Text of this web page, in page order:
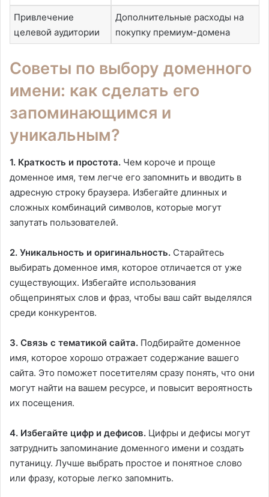
Привлечение
целевой аудитории
Дополнительные расходы на
покупку премиум-домена
Советы по выбору доменного
имени: как сделать его
запоминающимся и
уникальным?
1. Краткость и простота. Чем короче и проще
доменное имя, тем легче его запомнить и вводить в
адресную строку браузера. Избегайте длинных и
сложных комбинаций символов, которые могут
запутать пользователей.
2. Уникальность и оригинальность. Старайтесь
выбирать доменное имя, которое отличается от уже
существующих. Избегайте использования
общепринятых слов и фраз, чтобы ваш сайт выделялся
среди конкурентов.
3. Связь с тематикой сайта. Подбирайте доменное
имя, которое хорошо отражает содержание вашего
сайта. Это поможет посетителям сразу понять, что они
могут найти на вашем ресурсе, и повысит вероятность
их посещения.
4. Избегайте цифр и дефисов. Цифры и дефисы могут
затруднить запоминание доменного имени и создать
путаницу. Лучше выбрать простое и понятное слово
или фразу, которые легко запомнить.